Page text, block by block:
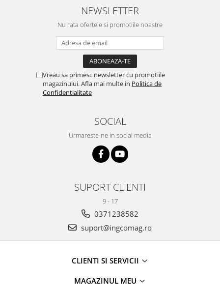
NEWSLETTER
Nu rata ofertele si promotiile noastre
Vreau sa primesc newsletter cu promotiile
magazinului. Afla mai multe in Politica de
Confidentialitate
SOCIAL
Urmareste-ne in social media
SUPORT CLIENTI
9 - 17
0371238582
suport@ingcomag.ro
CLIENTI SI SERVICII
MAGAZINUL MEU